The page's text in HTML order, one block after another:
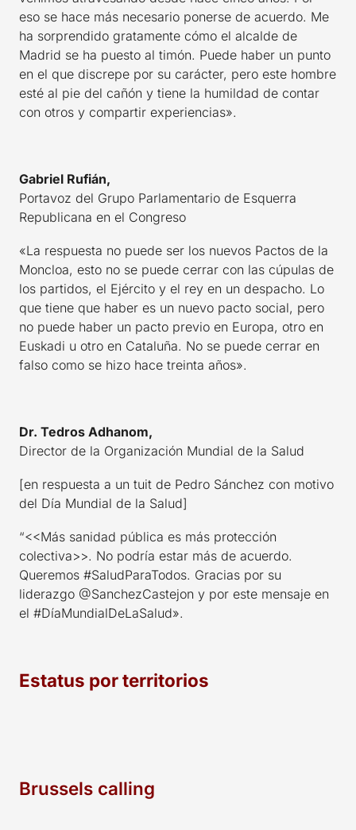
eso se hace más necesario ponerse de acuerdo. Me
ha sorprendido gratamente cómo el alcalde de
Madrid se ha puesto al timón. Puede haber un punto
en el que discrepe por su carácter, pero este hombre
esté al pie del cañón y tiene la humildad de contar
con otros y compartir experiencias».
Gabriel Rufián,
Portavoz del Grupo Parlamentario de Esquerra
Republicana en el Congreso
«La respuesta no puede ser los nuevos Pactos de la
Moncloa, esto no se puede cerrar con las cúpulas de
los partidos, el Ejército y el rey en un despacho. Lo
que tiene que haber es un nuevo pacto social, pero
no puede haber un pacto previo en Europa, otro en
Euskadi u otro en Cataluña. No se puede cerrar en
falso como se hizo hace treinta años».
Dr. Tedros Adhanom,
Director de la Organización Mundial de la Salud
[en respuesta a un tuit de Pedro Sánchez con motivo
del Día Mundial de la Salud]
“<<Más sanidad pública es más protección
colectiva>>. No podría estar más de acuerdo.
Queremos #SaludParaTodos. Gracias por su
liderazgo @SanchezCastejon y por este mensaje en
el #DíaMundialDeLaSalud».
Estatus por territorios
Brussels calling